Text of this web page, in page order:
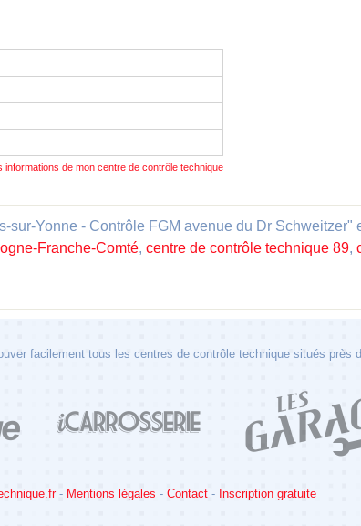
informations de mon centre de contrôle technique
sur-Yonne - Contrôle FGM avenue du Dr Schweitzer"
Franche-Comté, centre de contrôle technique 89,
facilement tous les centres de contrôle technique situés près
- Mentions légales - Contact - Inscription gratuite